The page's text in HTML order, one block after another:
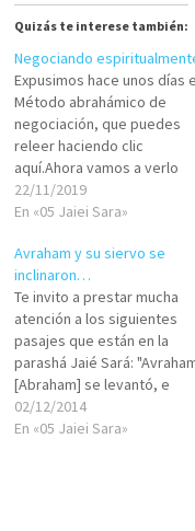
Quizás te interese también:
Negociando
Expusimos hace unos días
Método abrahámico de
negociación, que puedes
releer haciendo clic
aquí.Ahora vamos a verlo
funcionar en la práctica.Para
lo cual, copiaremos el pasaje
«Avraham se levantó de
delante de su difunta y habló
con los hijos de Jet,
–Yo soy forastero…
22/11/2019
En «05 Jaiei Sara»
Avraham y su siervo se
inclinaron…
Te invito a prestar mucha
atención a los siguientes
pasajes que están en la
parashá Jaié Sará:
[Abraham] se levantó, e
inclinándose ante el pueblo
de aquella tierra, los hijos de
02/12/2014
En «05 Jaiei Sara»